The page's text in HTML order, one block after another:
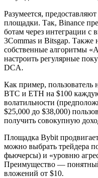
Разумеется,
площадки. Так, Binance
ботам через интеграции
3Commas и Bitsgap. Также
собственные алгоритмы
настроить регулярные
DCA.
Как пример, пользователь
BTC и ETH на $100
волатильности
$25,000 до $38,000)
получить совокупную
Площадка Bybit
можно выбрать трейдера
фьючерсы) и «уровню
Преимущество —
вложений от $10.